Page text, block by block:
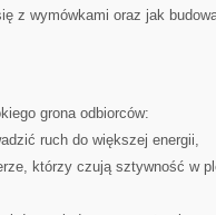
z wymówkami oraz jak
grona odbiorców:
ruch do większej energii,
którzy czują sztywność w